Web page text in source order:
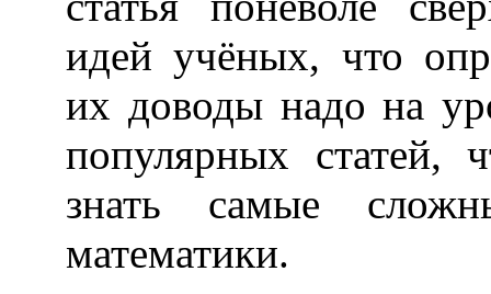
идей учёных, что
их доводы надо на
популярных статей,
знать самые
математики.